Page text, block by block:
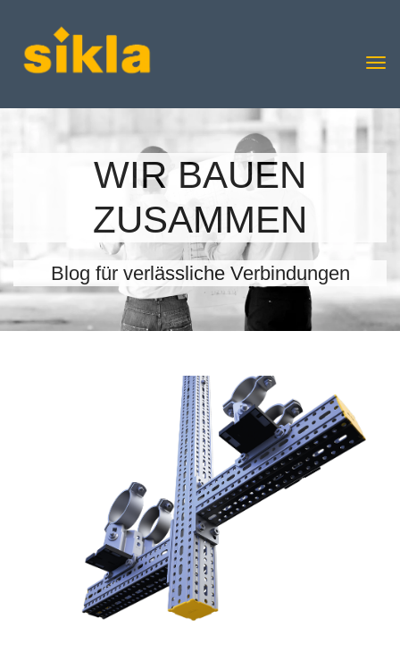
WIR BAUEN
ZUSAMMEN
Blog für verlässliche Verbindungen